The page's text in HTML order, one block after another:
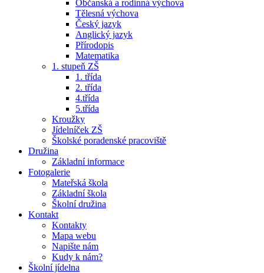
Občanská a rodinná výchova
Tělesná výchova
Český jazyk
Anglický jazyk
Přírodopis
Matematika
1. stupeň ZŠ
1. třída
2. třída
4.třída
5.třída
Kroužky
Jídelníček ZŠ
Školské poradenské pracoviště
Družina
Základní informace
Fotogalerie
Mateřská škola
Základní škola
Školní družina
Kontakt
Kontakty
Mapa webu
Napište nám
Kudy k nám?
Školní jídelna